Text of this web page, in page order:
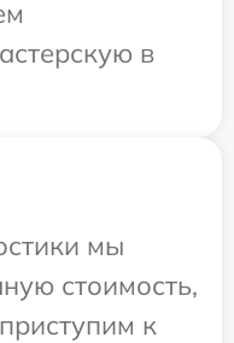
в
мы
стоимость,
к